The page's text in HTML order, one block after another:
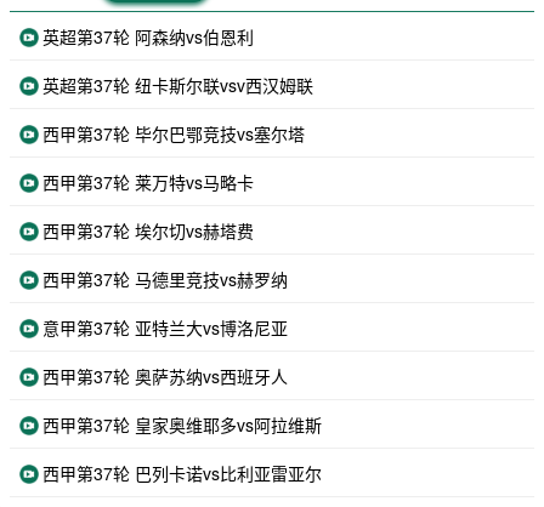
英超第37轮 阿森纳vs伯恩利
英超第37轮 纽卡斯尔联vsv西汉姆联
西甲第37轮 毕尔巴鄂竞技vs塞尔塔
西甲第37轮 莱万特vs马略卡
西甲第37轮 埃尔切vs赫塔费
西甲第37轮 马德里竞技vs赫罗纳
意甲第37轮 亚特兰大vs博洛尼亚
西甲第37轮 奥萨苏纳vs西班牙人
西甲第37轮 皇家奥维耶多vs阿拉维斯
西甲第37轮 巴列卡诺vs比利亚雷亚尔